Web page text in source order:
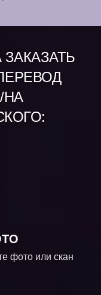
НА
фото или скан